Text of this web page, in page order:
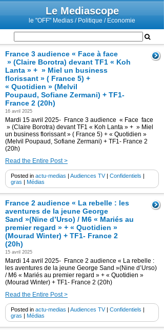
Le Mediascope
le "OFF" Medias / Politique / Economie
France 3 audience « Face à face
» (Claire Borotra) devant TF1 « Koh
Lanta » + » Miel un business
florissant » ( France 5) +
« Quotidien » (Melvil
Poupaud, Sofiane Zermani) + TF1-
France 2 (20h)
16 avril 2025
Mardi 15 avril 2025- France 3 audience « Face face
» (Claire Borotra) devant TF1 « Koh Lanta » + » Miel
un business florissant » ( France 5) + « Quotidien »
(Melvil Poupaud, Sofiane Zermani) + TF1- France 2
(20h)
Read the Entire Post >
Posted in actu-medias | Audiences TV| Confidentiels |
gras | Médias
France 2 audience « La rebelle : les
aventures de la jeune George
Sand »(Nine d’Urso) / M6 « Mariés au
premier regard » + « Quotidien »
(Mourad Winter) + TF1- France 2
(20h)
15 avril 2025
Mardi 14 avril 2025- France 2 audience « La rebelle :
les aventures de la jeune George Sand »(Nine d’Urso)
/ M6 « Mariés au premier regard » + « Quotidien »
(Mourad Winter) + TF1- France 2 (20h)
Read the Entire Post >
Posted in actu-medias | Audiences TV| Confidentiels |
gras | Médias